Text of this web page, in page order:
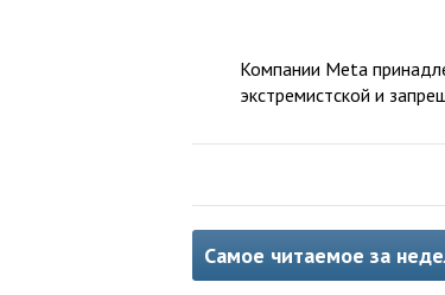
Компании Meta
экстремистской и
Самое читаемое за